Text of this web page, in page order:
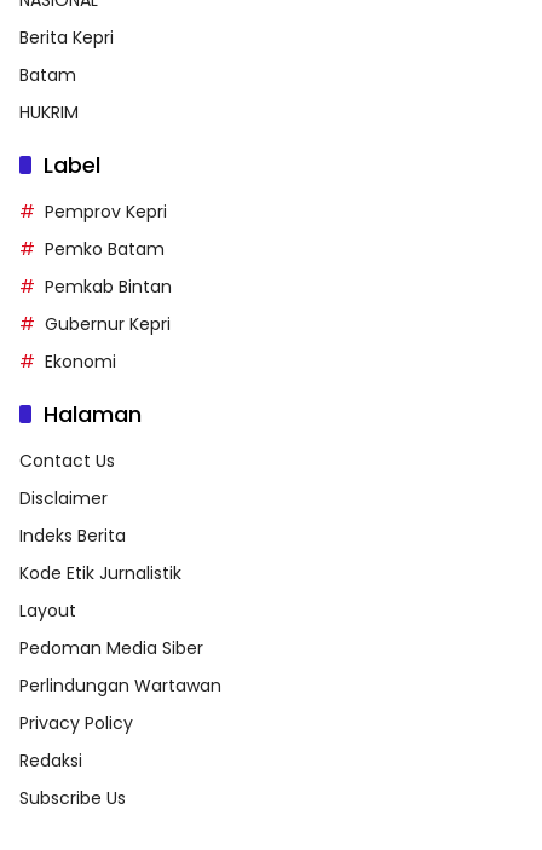
Berita Kepri
Batam
HUKRIM
Label
Pemprov Kepri
Pemko Batam
Pemkab Bintan
Gubernur Kepri
Ekonomi
Halaman
Contact Us
Disclaimer
Indeks Berita
Kode Etik Jurnalistik
Layout
Pedoman Media Siber
Perlindungan Wartawan
Privacy Policy
Redaksi
Subscribe Us